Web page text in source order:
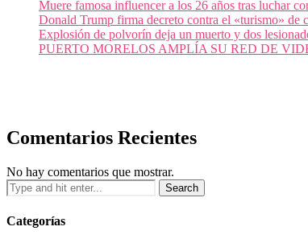
Muere famosa influencer a los 26 años tras luchar
Donald Trump firma decreto contra el «turismo» de
Explosión de polvorín deja un muerto y dos
PUERTO MORELOS AMPLÍA SU RED DE
Comentarios Recientes
No hay comentarios que mostrar.
Categorías